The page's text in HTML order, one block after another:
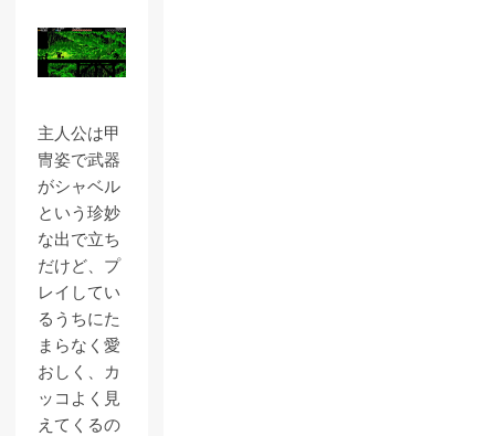
主人公は甲
冑姿で武器
がシャベル
という珍妙
な出で立ち
だけど、プ
レイしてい
るうちにた
まらなく愛
おしく、カ
ッコよく見
えてくるの